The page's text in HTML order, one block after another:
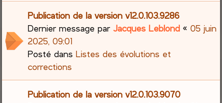
Publication de la version v12.0.103.9286
Dernier message parJacques Leblond «05 juin
2025, 09:01
Posté dansListes des évolutions et
corrections
Publication de la version v12.0.103.9070